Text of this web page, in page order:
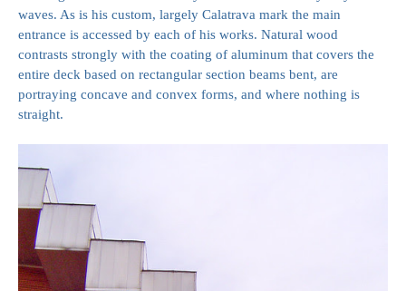
waves. As is his custom, largely Calatrava mark the main
entrance is accessed by each of his works. Natural wood
contrasts strongly with the coating of aluminum that covers the
entire deck based on rectangular section beams bent, are
portraying concave and convex forms, and where nothing is
straight.